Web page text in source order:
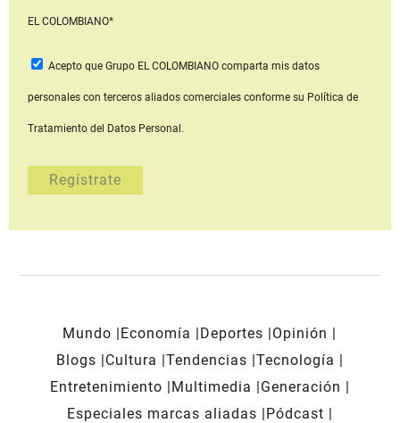
EL COLOMBIANO*
Acepto que Grupo EL COLOMBIANOcomparta mis datos
personales con terceros aliados comerciales conforme su Política de
Tratamiento del Datos Personal.
Mundo Economía Deportes
Opinión
Blogs
Cultura Tendencias Tecnología
Entretenimiento
Multimedia
Generación
Especiales marcas aliadas
Pódcast